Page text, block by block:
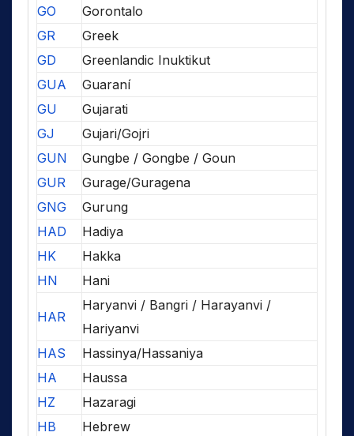
GO
Gorontalo
GR
Greek
GD
Greenlandic Inuktikut
GUA
Guaraní
GU
Gujarati
GJ
Gujari/Gojri
GUN
Gungbe / Gongbe / Goun
GUR
Gurage/Guragena
GNG
Gurung
HAD
Hadiya
HK
Hakka
HN
Hani
HAR
Haryanvi / Bangri / Harayanvi /
Hariyanvi
HAS
Hassinya/Hassaniya
HA
Haussa
HZ
Hazaragi
HB
Hebrew